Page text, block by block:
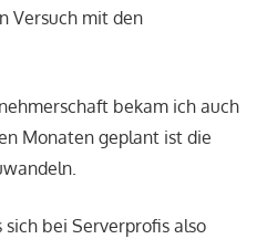
Versuch mit den
bekam ich auch
Monaten geplant ist die
bei Serverprofis also